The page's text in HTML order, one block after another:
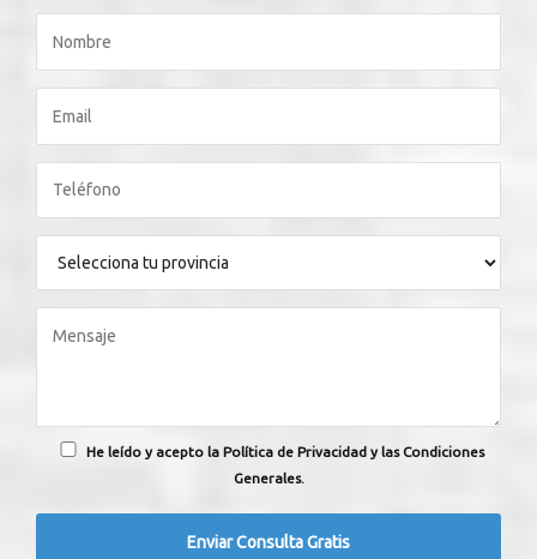
He leído y acepto la Política de Privacidad y las Condiciones
Generales.